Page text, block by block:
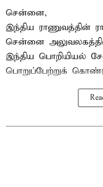
சென்னை,
இந்திய ராணுவத்தின்
சென்னை
இந்திய பொறியியல்
பொறுப்பேற்றுக்